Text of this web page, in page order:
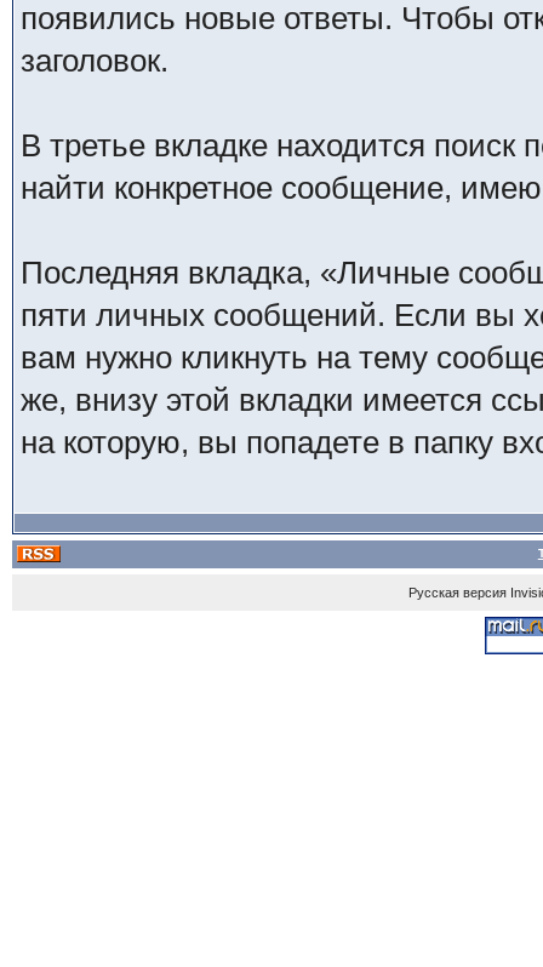
появились новые ответы. Чтобы
заголовок.
В третье вкладке находится
найти конкретное сообщение,
Последняя вкладка, «Личные
пяти личных сообщений. Если вы
вам нужно кликнуть на тему
же, внизу этой вкладки имеется
на которую, вы попадете в папку
Русская версия